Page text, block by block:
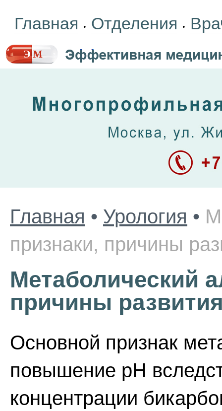
Главная • Отделения •
Главная • Урология •
признаки, причины
Метаболический
причины
Основной признак
повышение рН
концентрации